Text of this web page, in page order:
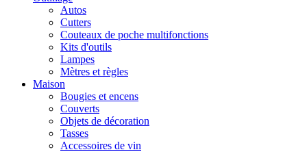
Autos
Cutters
Couteaux de poche multifonctions
Kits d'outils
Lampes
Mètres et règles
Maison
Bougies et encens
Couverts
Objets de décoration
Tasses
Accessoires de vin